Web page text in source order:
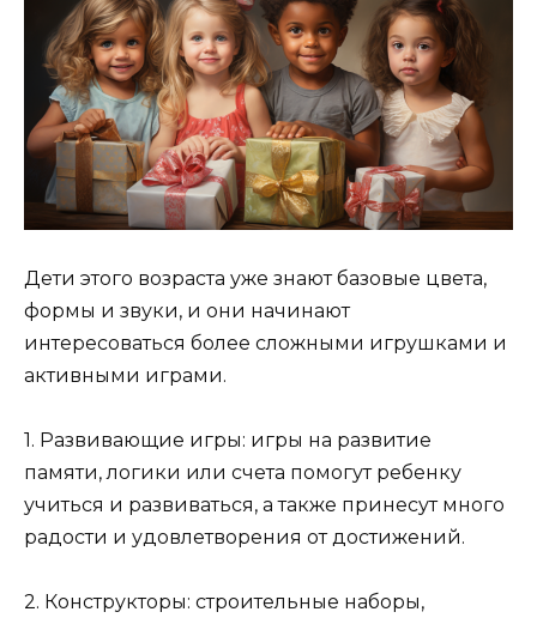
Дети этого возраста уже знают базовые цвета,
формы и звуки, и они начинают
интересоваться более сложными игрушками и
активными играми.
1. Развивающие игры: игры на развитие
памяти, логики или счета помогут ребенку
учиться и развиваться, а также принесут много
радости и удовлетворения от достижений.
2. Конструкторы: строительные наборы,